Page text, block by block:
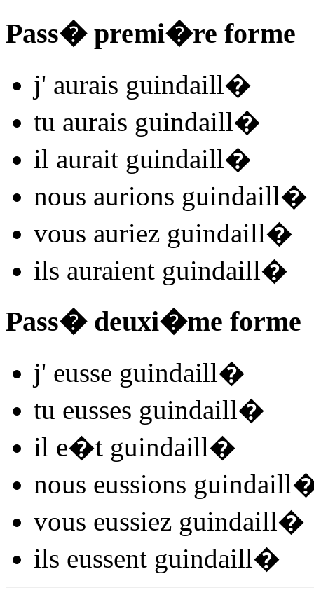
Pass� premi�re forme
j' aurais guindaill�
tu aurais guindaill�
il aurait guindaill�
nous aurions guindaill�
vous auriez guindaill�
ils auraient guindaill�
Pass� deuxi�me forme
j' eusse guindaill�
tu eusses guindaill�
il e�t guindaill�
nous eussions guindaill
vous eussiez guindaill�
ils eussent guindaill�